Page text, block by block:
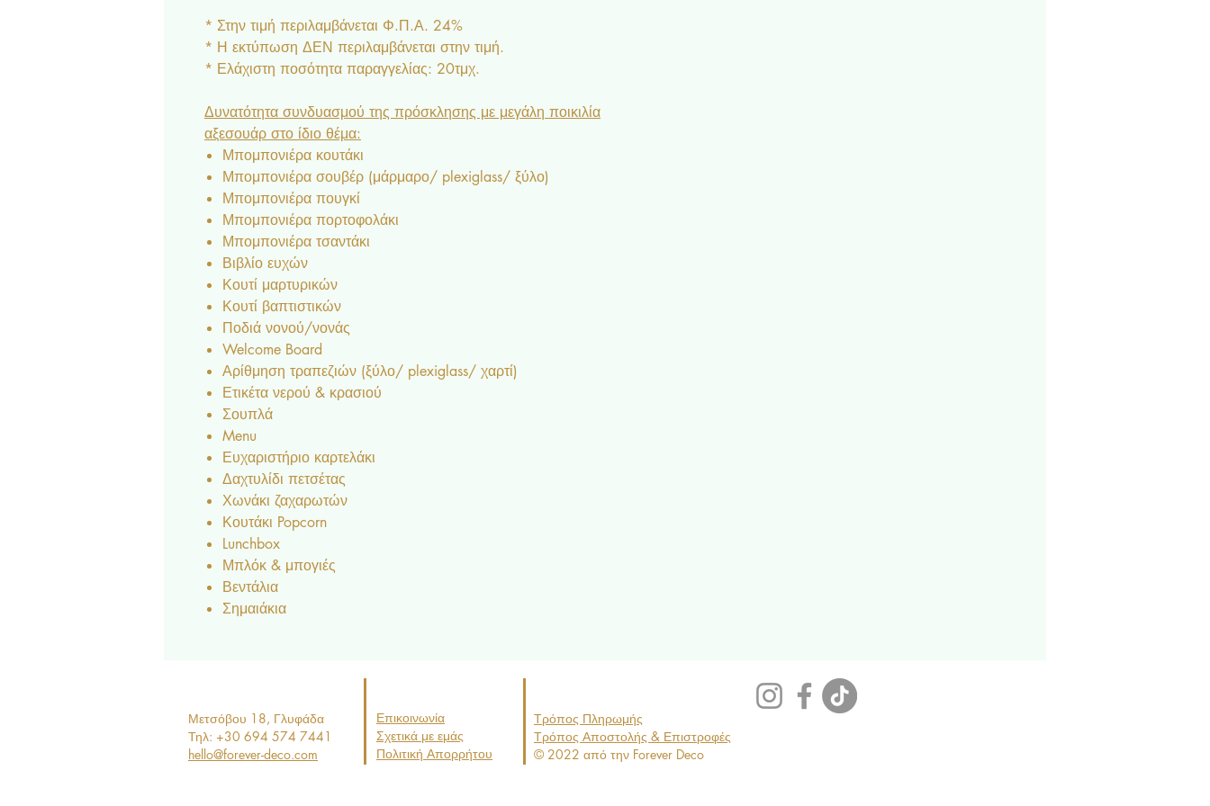
* Στην τιμή περιλαμβάνεται Φ.Π.Α. 24%
* Η εκτύπωση ΔΕΝ περιλαμβάνεται στην τιμή.
* Ελάχιστη ποσότητα παραγγελίας: 20τμχ.
Δυνατότητα συνδυασμού της πρόσκλησης με μεγάλη ποικιλία
αξεσουάρ στο ίδιο θέμα:
Μπομπονιέρα κουτάκι
Μπομπονιέρα σουβέρ (μάρμαρο/ plexiglass/ ξύλο)
Μπομπονιέρα πουγκί
Μπομπονιέρα πορτοφολάκι
Μπομπονιέρα τσαντάκι
Βιβλίο ευχών
Κουτί μαρτυρικών
Κουτί βαπτιστικών
Ποδιά νονού/νονάς
Welcome Board
Αρίθμηση τραπεζιών (ξύλο/ plexiglass/ χαρτί)
Ετικέτα νερού & κρασιού
Σουπλά
Menu
Ευχαριστήριο καρτελάκι
Δαχτυλίδι πετσέτας
Χωνάκι ζαχαρωτών
Κουτάκι Popcorn
Lunchbox
Μπλόκ & μπογιές
Βεντάλια
Σημαιάκια
Μετσόβου 18, Γλυφάδα
Τηλ: +30 694 574 7441
hello@forever-deco.com
Επικοινωνία
Σχετικά με εμάς
Πολιτική Απορρήτου
Τρόπος Πληρωμής
Τρόπος Αποστολής & Επιστροφές
© 2022 από την Forever Deco